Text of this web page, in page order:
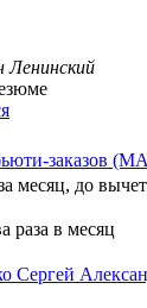
Ленинский
заказов
месяц, до
раза в месяц
Сергей